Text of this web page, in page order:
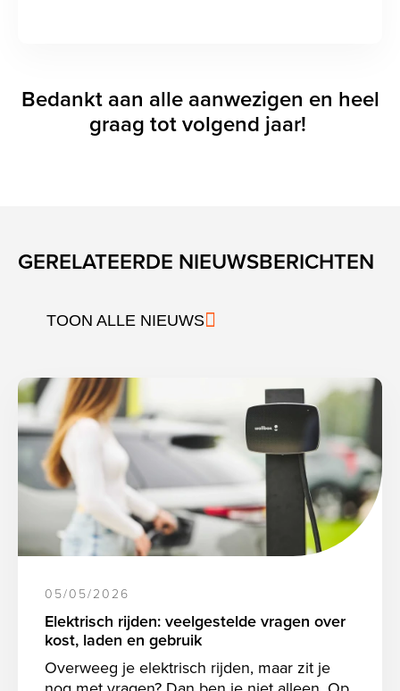
Bedankt aan alle aanwezigen en heel
graag tot volgend jaar!
GERELATEERDE NIEUWSBERICHTEN
TOON ALLE NIEUWS
05/05/2026
Elektrisch rijden: veelgestelde vragen over
kost, laden en gebruik
Overweeg je elektrisch rijden, maar zit je